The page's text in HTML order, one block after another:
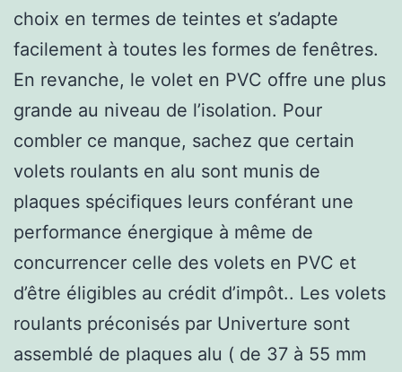
choix en termes de teintes et s’adapte
facilement à toutes les formes de fenêtres.
En revanche, le volet en PVC offre une plus
grande au niveau de l’isolation. Pour
combler ce manque, sachez que certain
volets roulants en alu sont munis de
plaques spécifiques leurs conférant une
performance énergique à même de
concurrencer celle des volets en PVC et
d’être éligibles au crédit d’impôt.. Les volets
roulants préconisés par Univerture sont
assemblé de plaques alu ( de 37 à 55 mm